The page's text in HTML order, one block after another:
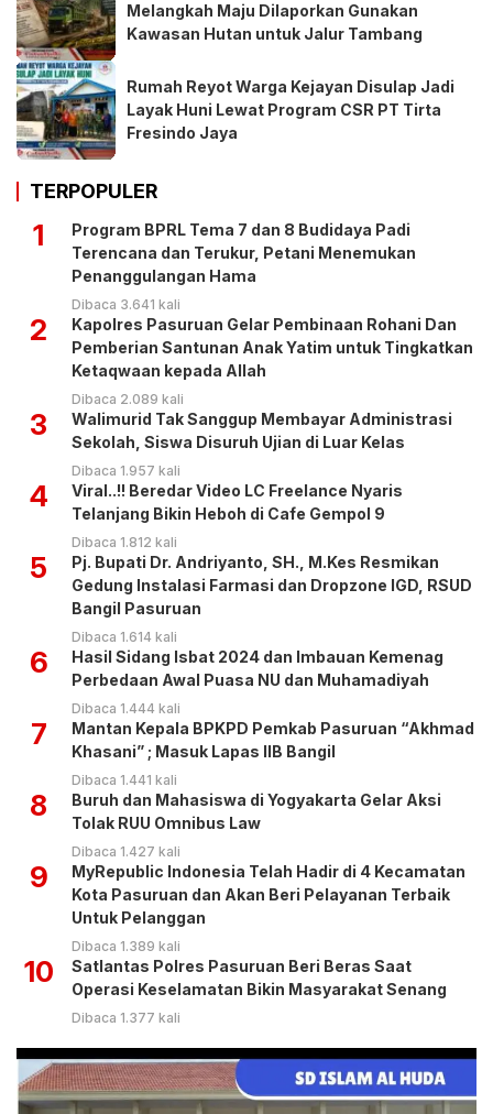
Melangkah Maju Dilaporkan Gunakan
Kawasan Hutan untuk Jalur Tambang
Rumah Reyot Warga Kejayan Disulap Jadi
Layak Huni Lewat Program CSR PT Tirta
Fresindo Jaya
TERPOPULER
1
Program BPRL Tema 7 dan 8 Budidaya Padi
Terencana dan Terukur, Petani Menemukan
Penanggulangan Hama
Dibaca 3.641 kali
2
Kapolres Pasuruan Gelar Pembinaan Rohani Dan
Pemberian Santunan Anak Yatim untuk Tingkatkan
Ketaqwaan kepada Allah
Dibaca 2.089 kali
3
Walimurid Tak Sanggup Membayar Administrasi
Sekolah, Siswa Disuruh Ujian di Luar Kelas
Dibaca 1.957 kali
4
Viral..!! Beredar Video LC Freelance Nyaris
Telanjang Bikin Heboh di Cafe Gempol 9
Dibaca 1.812 kali
5
Pj. Bupati Dr. Andriyanto, SH., M.Kes Resmikan
Gedung Instalasi Farmasi dan Dropzone IGD, RSUD
Bangil Pasuruan
Dibaca 1.614 kali
6
Hasil Sidang Isbat 2024 dan Imbauan Kemenag
Perbedaan Awal Puasa NU dan Muhamadiyah
Dibaca 1.444 kali
7
Mantan Kepala BPKPD Pemkab Pasuruan “Akhmad
Khasani” ; Masuk Lapas IIB Bangil
Dibaca 1.441 kali
8
Buruh dan Mahasiswa di Yogyakarta Gelar Aksi
Tolak RUU Omnibus Law
Dibaca 1.427 kali
9
MyRepublic Indonesia Telah Hadir di 4 Kecamatan
Kota Pasuruan dan Akan Beri Pelayanan Terbaik
Untuk Pelanggan
Dibaca 1.389 kali
10
Satlantas Polres Pasuruan Beri Beras Saat
Operasi Keselamatan Bikin Masyarakat Senang
Dibaca 1.377 kali